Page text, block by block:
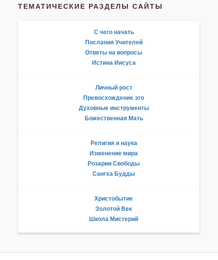
ТЕМАТИЧЕСКИЕ РАЗДЕЛЫ САЙТЫ
С чего начать
Послания Учителей
Ответы на вопросы
Истина Иисуса
Личный рост
Превосхождение эго
Духовные инструменты
Божественная Мать
Религия и наука
Изменение мира
Розарии Свободы
Сангха Будды
Христобытие
Золотой Век
Школа Мистерий